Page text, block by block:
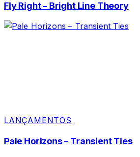
Fly Right – Bright Line Theory
LANÇAMENTOS
Pale Horizons – Transient Ties